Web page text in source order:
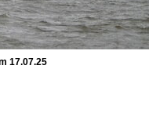
17.07.25